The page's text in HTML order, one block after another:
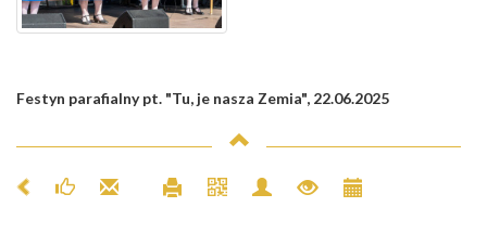
Festyn parafialny pt. "Tu, je nasza Zemia", 22.06.2025